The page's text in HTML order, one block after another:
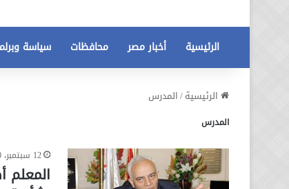
الرئيسية أخبار مصر محافظات سياسة
الرئيسية/المدرس
المدرس
12 سبتمبر، 2020
المعلم
أزمة
مخالفات
البناء
12 أغسطس، 2020
عاجل تطورات جديدة